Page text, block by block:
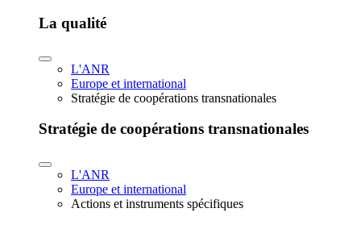
La qualité
L'ANR
Europe et international
Stratégie de coopérations transnationales
Stratégie de coopérations transnationales
L'ANR
Europe et international
Actions et instruments spécifiques